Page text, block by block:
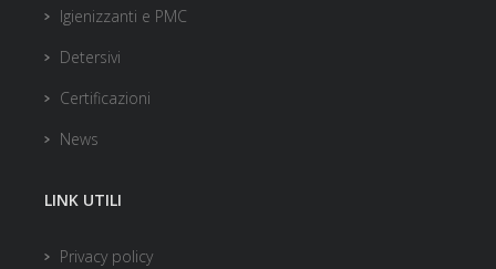
Igienizzanti e PMC
Detersivi
Certificazioni
News
LINK UTILI
Privacy policy